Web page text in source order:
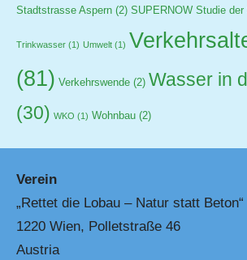
Stadtstrasse Aspern (2) SUPERNOW Studie
Trinkwasser (1) Umwelt (1)
(81) Verkehrswende (2) Wasser in
(30) WKO (1) Wohnbau (2)
Verein
„Rettet die Lobau – Natur statt Beton“
1220 Wien, Polletstraße 46
Austria